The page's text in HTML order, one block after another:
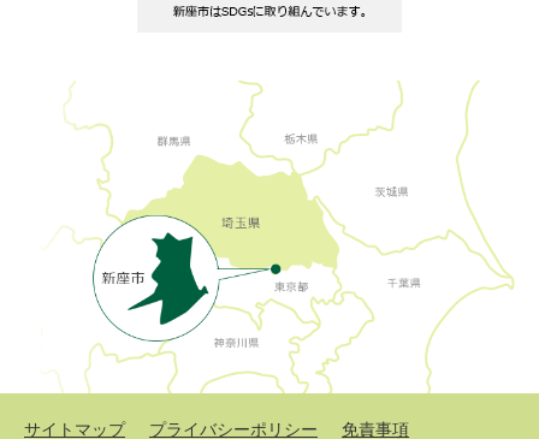
サイトマップ プライバシーポリシー 免責事項